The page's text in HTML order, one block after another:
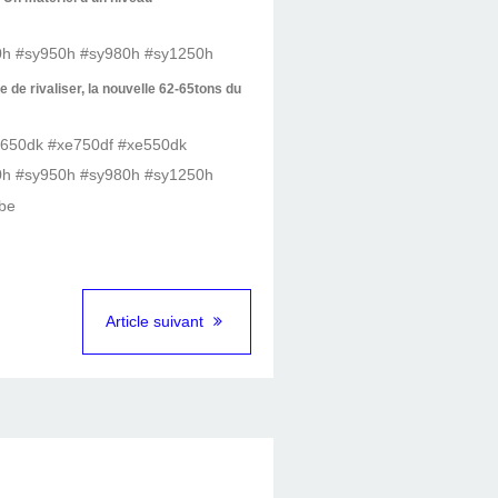
de rivaliser, la nouvelle 62-65tons du
Article suivant